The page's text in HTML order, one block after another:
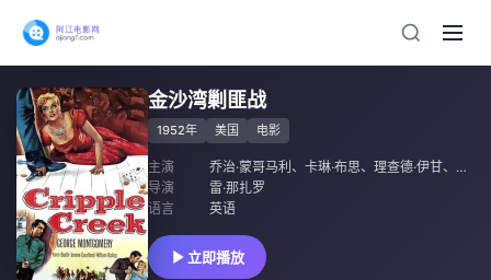
金沙湾剿匪战
1952年 美国 电影
主演 乔治·蒙哥马利 、 卡琳·布思、 理查德·伊甘、 杰罗
导演
雷·那扎罗
语言
英语
立即播放